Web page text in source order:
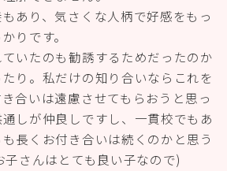
あり、気さくな人柄で好感をもっ
りです。
いたのも勧誘するためだったのか
り。私だけの知り合いならこれを
合いは遠慮させてもらおうと思っ
しが仲良しですし、一貫校でもあ
長くお付き合いは続くのかと思う
子さんはとても良い子なので)